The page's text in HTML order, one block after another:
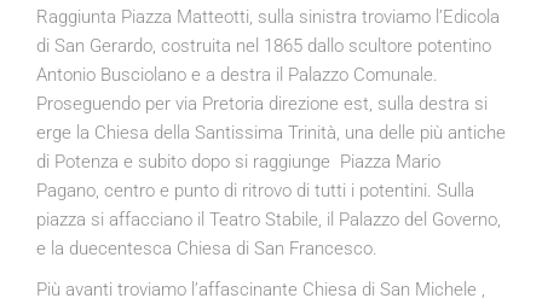
Raggiunta Piazza Matteotti, sulla sinistra troviamo l’Edicola
di San Gerardo, costruita nel 1865 dallo scultore potentino
Antonio Busciolano e a destra il Palazzo Comunale.
Proseguendo per via Pretoria direzione est, sulla destra si
erge la Chiesa della Santissima Trinità, una delle più antiche
di Potenza e subito dopo si raggiunge Piazza Mario
Pagano, centro e punto di ritrovo di tutti i potentini. Sulla
piazza si affacciano il Teatro Stabile, il Palazzo del Governo,
e la duecentesca Chiesa di San Francesco.
Più avanti troviamo l’affascinante Chiesa di San Michele ,